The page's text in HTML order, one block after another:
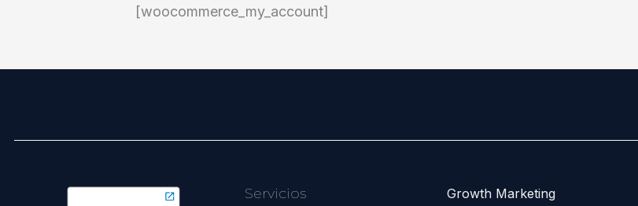
[woocommerce_my_account]
Servicios
Growth Marketing